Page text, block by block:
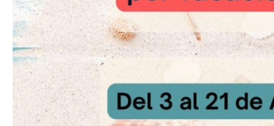
Para montar la pieza, cortar piezas de hojaldre en
de almendra amarga y la pera laminada sobre ella.
medias guindas.
Preoaración de Receta : 1h 15min
Dificultad: Baja